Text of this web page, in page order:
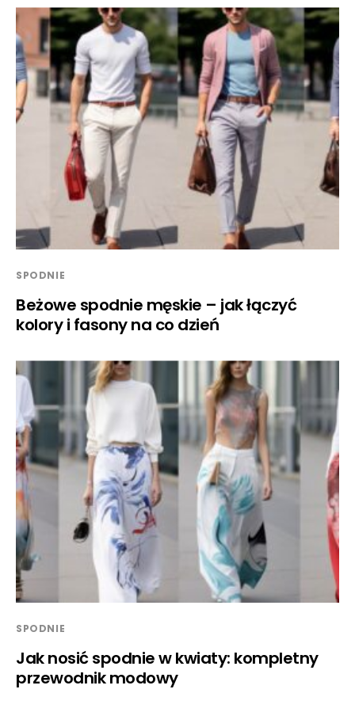
SPODNIE
Beżowe spodnie męskie – jak łączyć
kolory i fasony na co dzień
SPODNIE
Jak nosić spodnie w kwiaty: kompletny
przewodnik modowy